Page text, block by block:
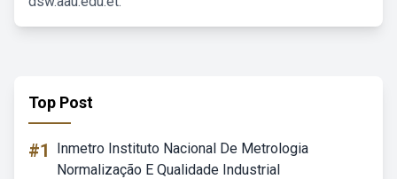
Top Post
#1
Inmetro Instituto Nacional De Metrologia
Normalização E Qualidade Industrial